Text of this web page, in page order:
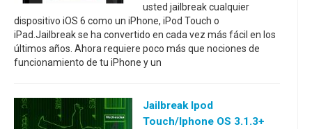
usted jailbreak cualquier
dispositivo iOS 6 como un iPhone, iPod Touch o
iPad.Jailbreak se ha convertido en cada vez más fácil en los
últimos años. Ahora requiere poco más que nociones de
funcionamiento de tu iPhone y un
Jailbreak Ipod
Touch/iphone OS 3.1.3+